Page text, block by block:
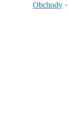
Obchody ·